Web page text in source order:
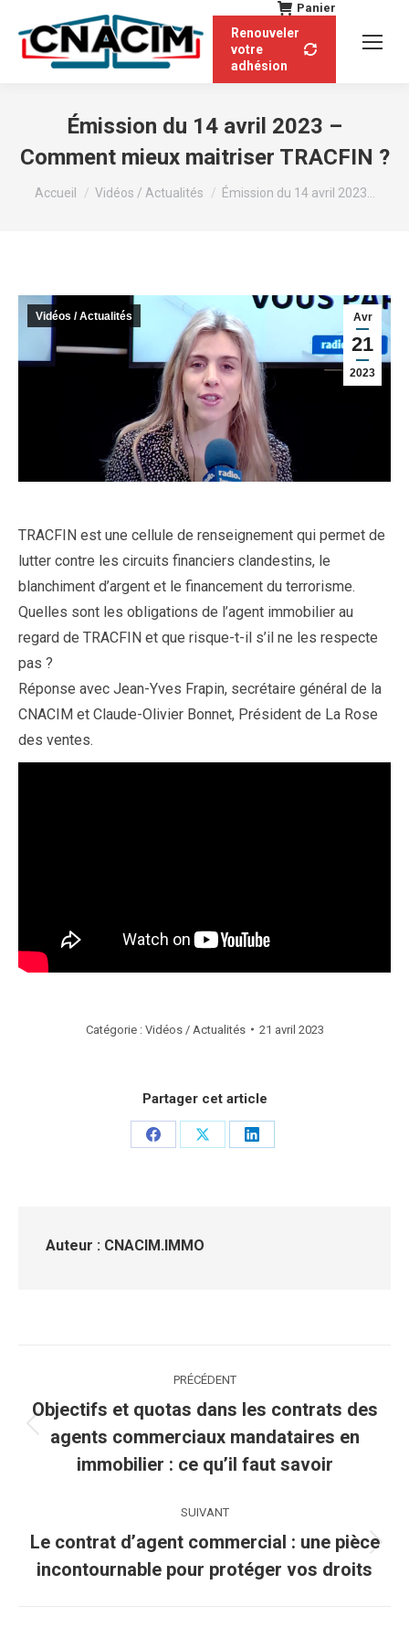
Panier
Renouveler
votre
adhésion
Émission du 14 avril 2023 –
Comment mieux maitriser TRACFIN ?
Vous êtes ici :
Accueil Vidéos / Actualités Émission du 14 avril 2023…
Avr
21
2023
Vidéos / Actualités
TRACFIN est une cellule de renseignement qui permet de
lutter contre les circuits financiers clandestins, le
blanchiment d’argent et le financement du terrorisme.
Quelles sont les obligations de l’agent immobilier au
regard de TRACFIN et que risque-t-il s’il ne les respecte
pas ?
Réponse avec Jean-Yves Frapin, secrétaire général de la
CNACIM et Claude-Olivier Bonnet, Président de La Rose
des ventes.
Catégorie : Vidéos / Actualités 21 avril 2023
Partager cet article
PartagerPartagerPartager
Auteur : CNACIM.IMMO
article
PRÉCÉDENT
Article
précédent
Objectifs et quotas dans les contrats des
agents commerciaux mandataires en
immobilier : ce qu’il faut savoir
SUIVANT
Article
suivant
Le contrat d’agent commercial : une pièce
incontournable pour protéger vos droits